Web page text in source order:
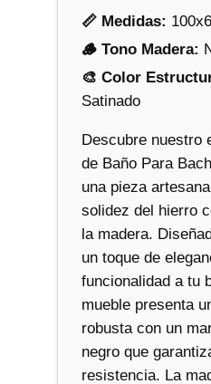
e
H
g
ó
n
c
a
n
d
a
📏 Medidas:
🪵 Tono Madera:
🎨 Color
Satinado
Descubre nuestro
de Baño Para
una pieza
solidez del hierro
la madera.
un toque de
funcionalidad a tu
mueble presenta
robusta con un
negro que
resistencia. La